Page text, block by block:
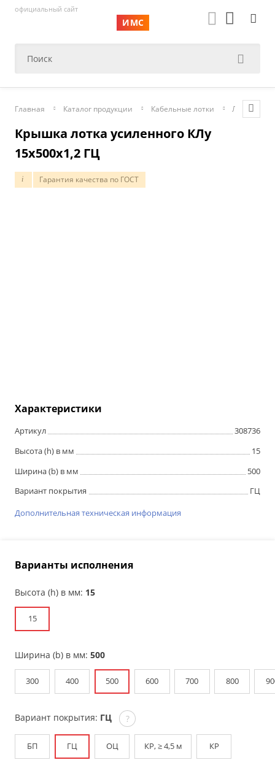
официальный сайт
ИМС
Главная Каталог продукции Кабельные лотки Лотки
Крышка лотка усиленного КЛу
15х500х1,2 ГЦ
i Гарантия качества по ГОСТ
Характеристики
Артикул
308736
Высота (h) в мм
15
Ширина (b) в мм
500
Вариант покрытия
ГЦ
Дополнительная техническая информация
Варианты исполнения
Высота (h) в мм: 15
15
Ширина (b) в мм: 500
300 400 500 600 700 800
Вариант покрытия: ГЦ ?
БП ГЦ ОЦ КР, ≥ 4,5 м КР